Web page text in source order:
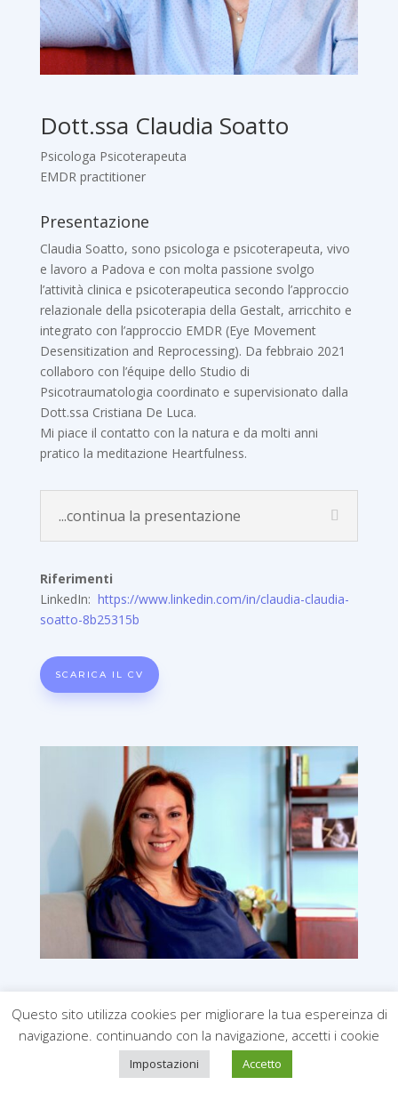
Dott.ssa Claudia Soatto
Psicologa Psicoterapeuta
EMDR practitioner
Presentazione
Claudia Soatto, sono psicologa e psicoterapeuta, vivo
e lavoro a Padova e con molta passione svolgo
l’attività clinica e psicoterapeutica secondo l’approccio
relazionale della psicoterapia della Gestalt, arricchito e
integrato con l’approccio EMDR (Eye Movement
Desensitization and Reprocessing). Da febbraio 2021
collaboro con l’équipe dello Studio di
Psicotraumatologia coordinato e supervisionato dalla
Dott.ssa Cristiana De Luca.
Mi piace il contatto con la natura e da molti anni
pratico la meditazione Heartfulness.
...continua la presentazione
Riferimenti
LinkedIn: https://www.linkedin.com/in/claudia-claudia-
soatto-8b25315b
SCARICA IL CV
Dott.ssa Virgilito Maria
Psicologa Psicoterapeuta
EMDR practitioner
Questo sito utilizza cookies per migliorare la tua espereinza di
navigazione. continuando con la navigazione, accetti i cookie
Impostazioni Accetto